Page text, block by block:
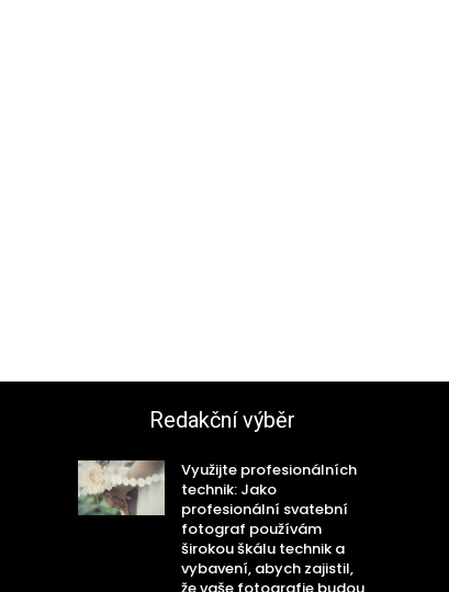
Redakční výběr
Využijte profesionálních
technik: Jako
profesionální svatební
fotograf používám
širokou škálu technik a
vybavení, abych zajistil,